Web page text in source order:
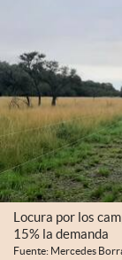
Eventos Corporativos
El Cronista Studio
Mediakit
abre en nueva pestaña
Argentina
Locura por los
15% la demanda
Fuente: Mercedes